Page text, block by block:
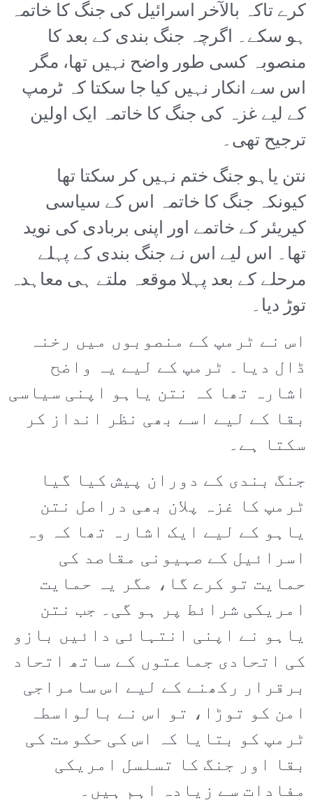
کرے تاکہ بالآخر اسرائیل کی جنگ کا خاتمہ
ہو سکے۔ اگرچہ جنگ بندی کے بعد کا
منصوبہ کسی طور واضح نہیں تھا، مگر
اس سے انکار نہیں کیا جا سکتا کہ ٹرمپ
کے لیے غزہ کی جنگ کا خاتمہ ایک اولین
ترجیح تھی۔
نتن یاہو جنگ ختم نہیں کر سکتا تھا
کیونکہ جنگ کا خاتمہ اس کے سیاسی
کیریئر کے خاتمے اور اپنی بربادی کی نوید
تھا۔ اس لیے اس نے جنگ بندی کے پہلے
مرحلے کے بعد پہلا موقعہ ملتے ہی معاہدہ
توڑ دیا۔
اس نے ٹرمپ کے منصوبوں میں رخنہ
ڈال دیا۔ ٹرمپ کے لیے یہ واضح
اشارہ تھا کہ نتن یاہو اپنی سیاسی
بقا کے لیے اسے بھی نظر انداز کر
سکتا ہے۔
جنگ بندی کے دوران پیش کیا گیا
ٹرمپ کا غزہ پلان بھی دراصل نتن
یاہو کے لیے ایک اشارہ تھا کہ وہ
اسرائیل کے صہیونی مقاصد کی
حمایت تو کرے گا، مگر یہ حمایت
امریکی شرائط پر ہو گی۔ جب نتن
یاہو نے اپنی انتہائی دائیں بازو
کی اتحادی جماعتوں کے ساتھ اتحاد
برقرار رکھنے کے لیے اس سامراجی
امن کو توڑا، تو اس نے بالواسطہ
ٹرمپ کو بتایا کہ اس کی حکومت کی
بقا اور جنگ کا تسلسل امریکی
مفادات سے زیادہ اہم ہیں۔